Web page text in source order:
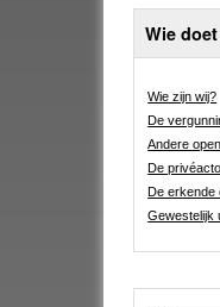
Wie
Wie zijn wij?
De
Andere
De
De erkende
Gewestelijk